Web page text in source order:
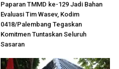
Paparan TMMD ke-129 Jadi Bahan
Evaluasi Tim Wasev, Kodim
0418/Palembang Tegaskan
Komitmen Tuntaskan Seluruh
Sasaran